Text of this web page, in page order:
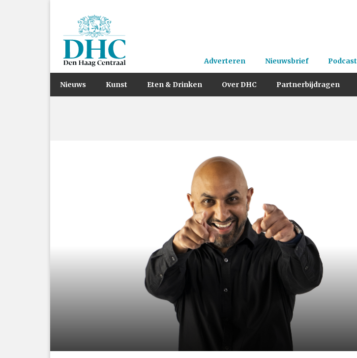
Adverteren Nieuwsbrief Podcast
Nieuws Kunst Eten & Drinken Over DHC Partnerbijdragen